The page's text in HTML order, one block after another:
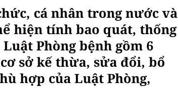
cá nhân trong nước và
hiện tính bao quát, thống
Phòng bệnh gồm 6
sở kế thừa, sửa đổi, bổ
hợp của Luật Phòng,